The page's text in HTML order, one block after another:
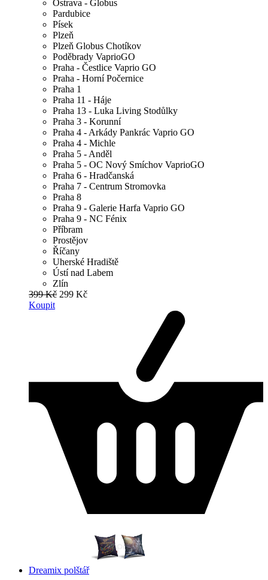
Ostrava - Globus
Pardubice
Písek
Plzeň
Plzeň Globus Chotíkov
Poděbrady VaprioGO
Praha - Čestlice Vaprio GO
Praha - Horní Počernice
Praha 1
Praha 11 - Háje
Praha 13 - Luka Living Stodůlky
Praha 3 - Korunní
Praha 4 - Arkády Pankrác Vaprio GO
Praha 4 - Michle
Praha 5 - Anděl
Praha 5 - OC Nový Smíchov VaprioGO
Praha 6 - Hradčanská
Praha 7 - Centrum Stromovka
Praha 8
Praha 9 - Galerie Harfa Vaprio GO
Praha 9 - NC Fénix
Příbram
Prostějov
Říčany
Uherské Hradiště
Ústí nad Labem
Zlín
399 Kč 299 Kč
Koupit
Dreamix polštář